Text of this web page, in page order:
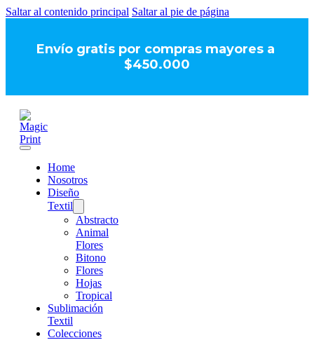
Saltar al contenido principal Saltar al pie de página
Envío gratis por compras mayores a
$450.000
Home
Nosotros
Diseño
Textil
Abstracto
Animal
Flores
Bitono
Flores
Hojas
Tropical
Sublimación
Textil
Colecciones